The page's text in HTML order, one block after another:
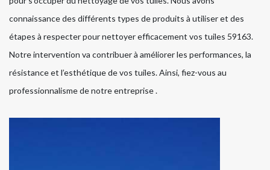
connaissance des différents types de produits à utiliser et des
étapes à respecter pour nettoyer efficacement vos tuiles 59163.
Notre intervention va contribuer à améliorer les performances, la
résistance et l’esthétique de vos tuiles. Ainsi, fiez-vous au
professionnalisme de notre entreprise .